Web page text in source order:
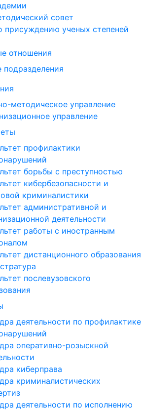
совет
присуждению ученых степеней
отношения
методическое управление
управление
профилактики
борьбы с преступностью
кибербезопасности и
криминалистики
административной и
деятельности
работы с иностранным
дистанционного образования
послевузовского
деятельности по профилактике
оперативно-розыскной
киберправа
криминалистических
деятельности по исполнению